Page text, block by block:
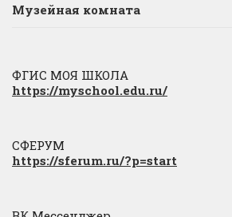
Музейная комната
ФГИС МОЯ ШКОЛА
https://myschool.edu.ru/
СФЕРУМ
https://sferum.ru/?p=start